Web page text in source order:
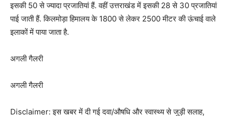
इसकी 50 से ज्यादा प्रजातियां हैं. वहीं उत्तराखंड में इसकी 28 से 30 प्रजातियां
पाई जाती हैं. किलमोड़ा हिमालय के 1800 से लेकर 2500 मीटर की ऊंचाई वाले
इलाकों में पाया जाता है.
अगली गैलरी
अगली गैलरी
Disclaimer: इस खबर में दी गई दवा/औषधि और स्वास्थ्य से जुड़ी सलाह,